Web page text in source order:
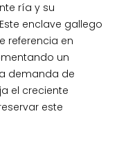
ría y su
enclave gallego
referencia en
un
demanda de
el creciente
este